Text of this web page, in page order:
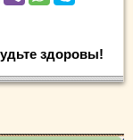
здоровы!